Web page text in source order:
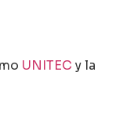
UNITEC y la